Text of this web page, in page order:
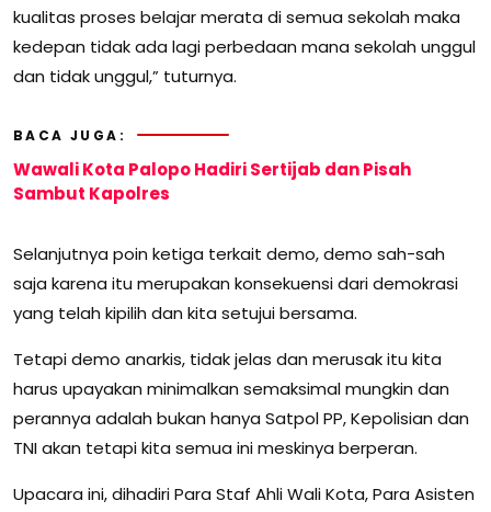
kualitas proses belajar merata di semua sekolah maka
kedepan tidak ada lagi perbedaan mana sekolah unggul
dan tidak unggul,” tuturnya.
BACA JUGA:
Wawali Kota Palopo Hadiri Sertijab dan Pisah
Sambut Kapolres
Selanjutnya poin ketiga terkait demo, demo sah-sah
saja karena itu merupakan konsekuensi dari demokrasi
yang telah kipilih dan kita setujui bersama.
Tetapi demo anarkis, tidak jelas dan merusak itu kita
harus upayakan minimalkan semaksimal mungkin dan
perannya adalah bukan hanya Satpol PP, Kepolisian dan
TNI akan tetapi kita semua ini meskinya berperan.
Upacara ini, dihadiri Para Staf Ahli Wali Kota, Para Asisten